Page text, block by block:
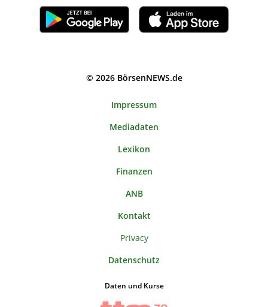
© 2026 BörsenNEWS.de
Impressum
Mediadaten
Lexikon
Finanzen
ANB
Kontakt
Privacy
Datenschutz
Daten und Kurse